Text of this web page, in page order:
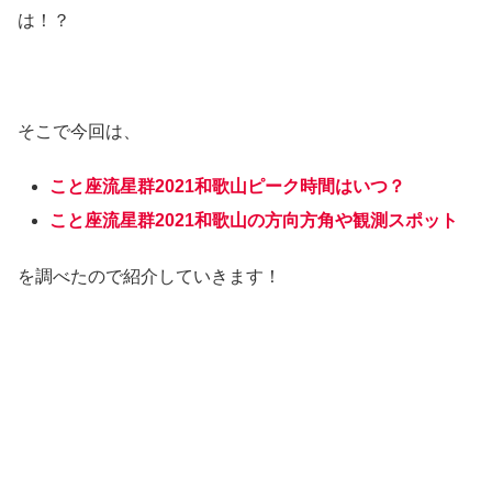
は！？
そこで今回は、
こと座流星群2021和歌山ピーク時間はいつ？
こと座流星群2021和歌山の方向方角や観測スポット
を調べたので紹介していきます！